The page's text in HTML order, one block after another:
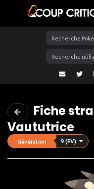
Coup Critique
adresse
Fiche
Vaututrice
Génération 9 (EV)